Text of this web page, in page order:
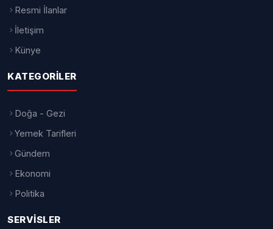
Resmi İlanlar
İletişim
Künye
KATEGORILER
Doğa - Gezi
Yemek Tarifleri
Gündem
Ekonomi
Politika
SERVISLER